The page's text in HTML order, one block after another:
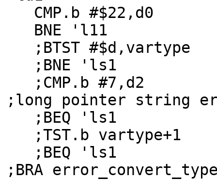
CMP.b #$22,d0
BNE 'l11
;BTST #$d,vartype
;BNE 'ls1
;long pointer string
;BEQ 'ls1
;TST.b vartype+1
;BEQ 'ls1
;BRA